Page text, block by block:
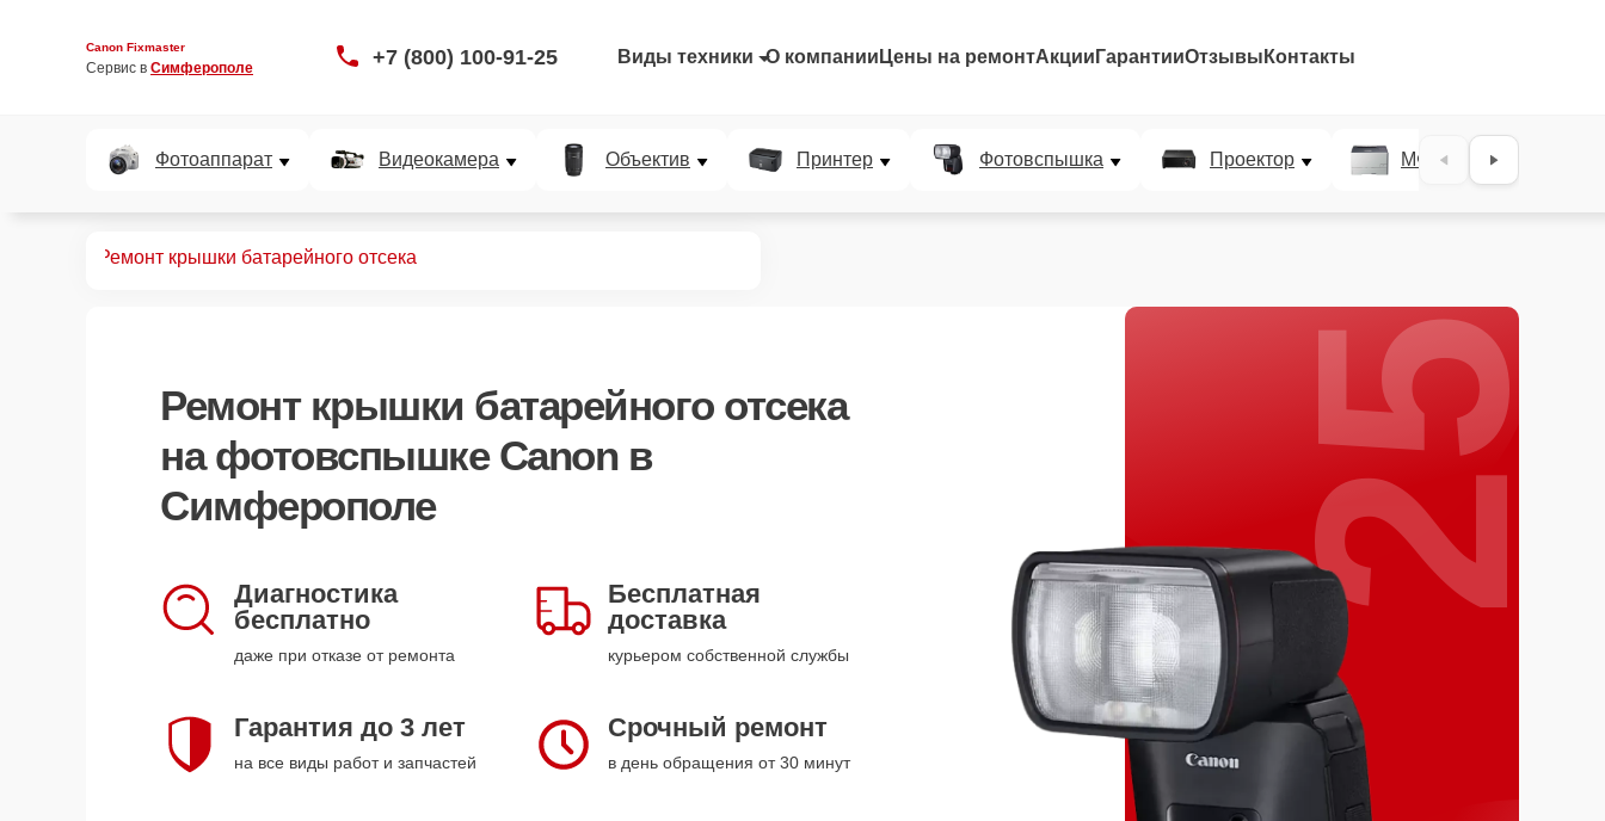
Canon Fixmaster
Сервис в Симферополе +7 (800) 100-91-25 Виды техники О компании Цены на ремонтАкции ГарантииОтзывы Контакты
Фотоаппарат Видеокамера Объектив Принтер Фотовспышка Проектор МФУ
Ремонт крышки батарейного отсека
Ремонт крышки батарейного отсека
на фотовспышке Canon в
Симферополе
Диагностика
бесплатно
даже при отказе от ремонта
Бесплатная
доставка
курьером собственной службы
Гарантия до 3 лет
на все виды работ и запчастей
Срочный ремонт
в день обращения от 30 минут
25%